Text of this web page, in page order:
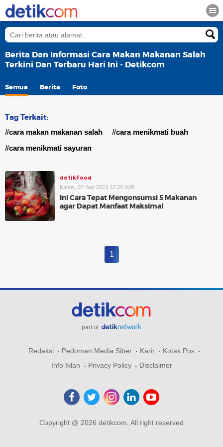
Berita Dan Informasi Cara Makan Makanan Salah
Terkini Dan Terbaru Hari Ini - Detikcom
Semua Berita Foto
Tag Terkait:
#cara makan makanan salah
#cara menikmati buah
#cara menikmati sayuran
detikFood
Kamis, 07 Sep 2023 12:30 WIB
Ini Cara Tepat Mengonsumsi 5 Makanan
agar Dapat Manfaat Maksimal
1
part of
Redaksi Pedoman Media Siber Karir
Kotak Pos
Info Iklan
Privacy Policy Disclaimer
Copyright @ 2026 detikcom, All right reserved